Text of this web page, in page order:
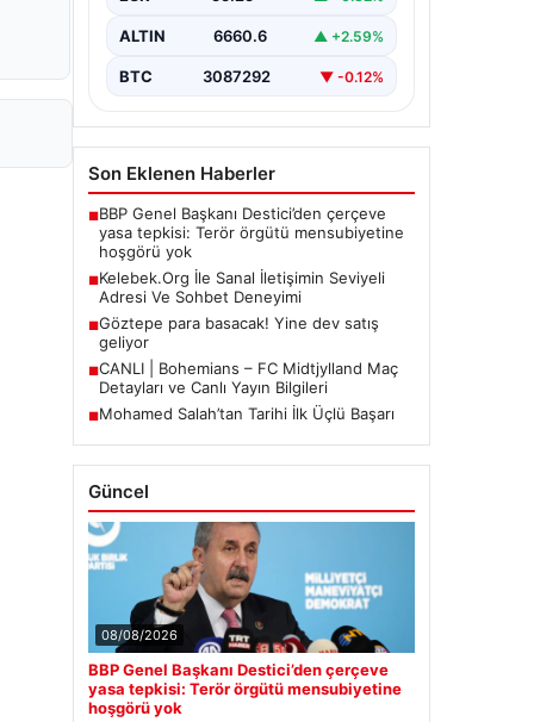
ALTIN 6660.6 ▲ +2.59%
BTC 3087292 ▼ -0.12%
Son Eklenen Haberler
■BBP Genel Başkanı Destici’den çerçeve
yasa tepkisi: Terör örgütü mensubiyetine
hoşgörü yok
■Kelebek.Org İle Sanal İletişimin Seviyeli
Adresi Ve Sohbet Deneyimi
■Göztepe para basacak! Yine dev satış
geliyor
■CANLI | Bohemians – FC Midtjylland Maç
Detayları ve Canlı Yayın Bilgileri
■Mohamed Salah’tan Tarihi İlk Üçlü Başarı
Güncel
08/08/2026
BBP Genel Başkanı Destici’den çerçeve
yasa tepkisi: Terör örgütü mensubiyetine
hoşgörü yok